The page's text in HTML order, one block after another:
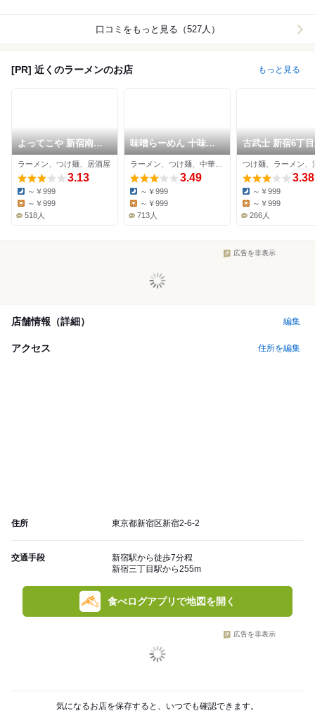
口コミをもっと見る（527人）
[PR] 近くのラーメンのお店 もっと見る
よってこや 新宿南口
店
ラーメン、つけ麺、居酒屋
3.13
Dinner:
～￥999
～￥999
518人
味噌らーめん 十味や
新宿
3.49
Dinner:
～￥999
～￥999
713人
古武士 新宿6丁
3.38
Dinner:
～￥999
～￥999
266人
広告を非表示
店舗情報（詳細） 編集
アクセス 住所を編集
住所 東京都新宿区新宿2-6-2
交通手段
新宿駅から徒歩7分程
新宿三丁目駅から255m
食べログアプリで地図を開く
広告を非表示
気になるお店を保存すると、いつでも確認できます。